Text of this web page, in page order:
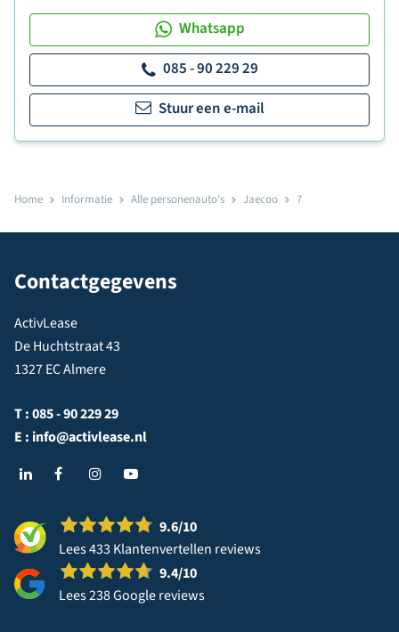
Whatsapp
085 - 90 229 29
Stuur een e-mail
Home Informatie Alle personenauto's Jaecoo 7
Contactgegevens
ActivLease
De Huchtstraat 43
1327 EC Almere
T :085 - 90 229 29
E : info@activlease.nl
9.6/10
Lees 433 Klantenvertellen reviews
9.4/10
Lees 238 Google reviews